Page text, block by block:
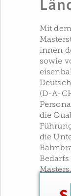
Mit
innen
sowie
(D-A-
die
die
Masters.